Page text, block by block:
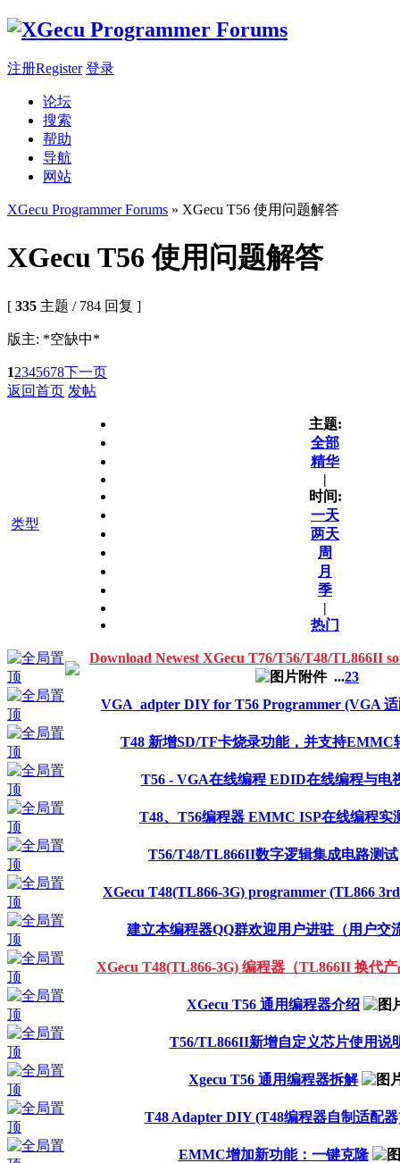
注册Register 登录
论坛
搜索
帮助
导航
网站
XGecu Programmer Forums » XGecu T56 使用问题解答
XGecu T56 使用问题解答
[ 335 主题 / 784 回复 ]
版主: *空缺中*
12345678下一页
返回首页 发帖
类型
主题:
全部
精华
|
时间:
一天
两天
周
月
季
|
热门
Download Newest XGecu T76/T56/T48/TL866II
...23
VGA_adpter DIY for T56 Programmer (VGA
T48 新增SD/TF卡烧录功能，并支持EMMC
T56 - VGA在线编程 EDID在线编程与电
T48、T56编程器 EMMC ISP在线编程实
T56/T48/TL866II数字逻辑集成电路测试
XGecu T48(TL866-3G) programmer (TL866
建立本编程器QQ群欢迎用户进驻（用户交
XGecu T48(TL866-3G) 编程器（TL866II 换代产
XGecu T56 通用编程器介绍
T56/TL866II新增自定义芯片使用说
Xgecu T56 通用编程器拆解
T48 Adapter DIY (T48编程器自制适配器
EMMC增加新功能：一键克隆